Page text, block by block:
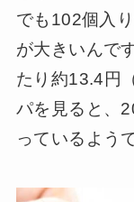
でも102個入
が大きいんで
たり約13.4円
パを見ると、
っているよう